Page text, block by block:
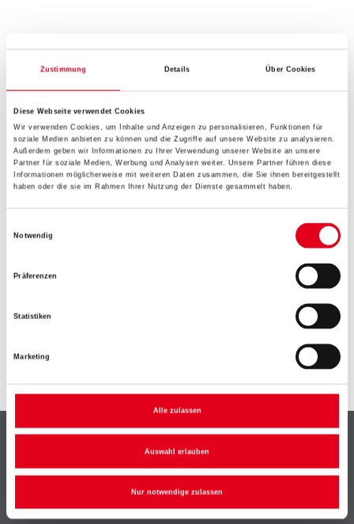
Zustimmung Details Über Cookies
Diese Webseite verwendet Cookies
Wir verwenden Cookies, um Inhalte und Anzeigen zu personalisieren, Funktionen für
soziale Medien anbieten zu können und die Zugriffe auf unsere Website zu analysieren.
Außerdem geben wir Informationen zu Ihrer Verwendung unserer Website an unsere
Partner für soziale Medien, Werbung und Analysen weiter. Unsere Partner führen diese
Informationen möglicherweise mit weiteren Daten zusammen, die Sie ihnen bereitgestellt
haben oder die sie im Rahmen Ihrer Nutzung der Dienste gesammelt haben.
Notwendig
Präferenzen
Statistiken
Marketing
Alle zulassen
Auswahl erlauben
Nur notwendige zulassen
PRODUKTEIGENSCHAFTEN
Produkteigenschaft
Einsatzbereich für Decken-Unterkonstruktionen in Verbindung mit
Spannabhänger. Öse Ø 6 mm.
Shop
Farbe
Trockenbau